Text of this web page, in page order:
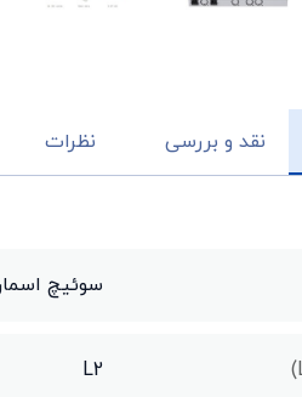
نقد و بررسی نظرات
سوئیچ
L2